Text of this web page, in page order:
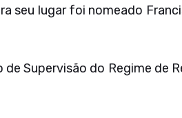
seu lugar foi nomeado
Supervisão do Regime de